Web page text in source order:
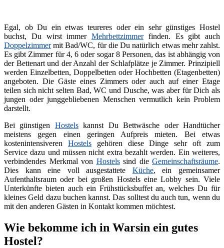
Egal, ob Du ein etwas teureres oder ein sehr günstiges Hostel
buchst, Du wirst immer Mehrbettzimmerfinden. Es gibt auch
Doppelzimmermit Bad/WC, für die Du natürlich etwas mehr zahlst.
Es gibt Zimmer für 4, 6 oder sogar 8 Personen, das ist abhängig von
der Bettenart und der Anzahl der Schlafplätze je Zimmer. Prinzipiell
werden Einzelbetten, Doppelbetten oder Hochbetten (Etagenbetten)
angeboten. Die Gäste eines Zimmers oder auch auf einer Etage
teilen sich nicht selten Bad, WC und Dusche, was aber für Dich als
jungen oder junggebliebenen Menschen vermutlich kein Problem
darstellt.
Bei günstigen Hostelskannst Du Bettwäsche oder Handtücher
meistens gegen einen geringen Aufpreis mieten. Bei etwas
kostenintensiveren Hostelsgehören diese Dinge sehr oft zum
Service dazu und müssen nicht extra bezahlt werden. Ein weiteres,
verbindendes Merkmal von Hostelssind die Gemeinschaftsräume.
Dies kann eine voll ausgestattete Küche, ein gemeinsamer
Aufenthaltsraum oder bei großen Hostels eine Lobby sein. Viele
Unterkünfte bieten auch ein Frühstücksbuffet an, welches Du für
kleines Geld dazu buchen kannst. Das solltest du auch tun, wenn du
mit den anderen Gästen in Kontakt kommen möchtest.
Wie bekomme ich in Warsin ein gutes
Hostel?